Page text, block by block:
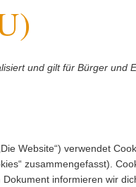
und gilt für Bürger und
Website“) verwendet
zusammengefasst).
informieren wir